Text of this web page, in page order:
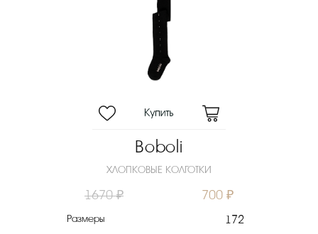
Boboli
ХЛОПКОВЫЕ КОЛГОТКИ
1670 ₽ 700 ₽
Размеры 172